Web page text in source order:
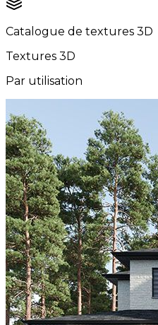
Catalogue de textures 3D
Textures 3D
Par utilisation